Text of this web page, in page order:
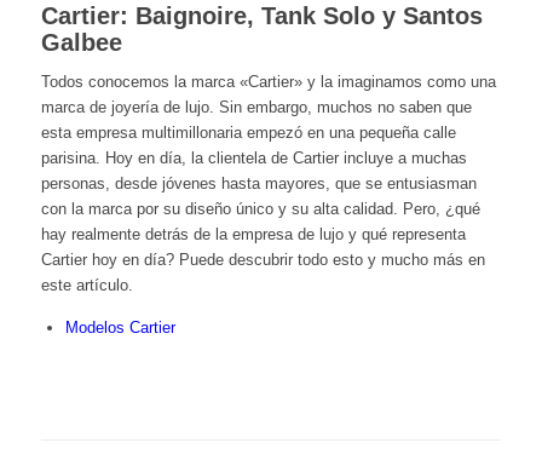
Cartier: Baignoire, Tank Solo y Santos
Galbee
Todos conocemos la marca «Cartier» y la imaginamos como una
marca de joyería de lujo. Sin embargo, muchos no saben que
esta empresa multimillonaria empezó en una pequeña calle
parisina. Hoy en día, la clientela de Cartier incluye a muchas
personas, desde jóvenes hasta mayores, que se entusiasman
con la marca por su diseño único y su alta calidad. Pero, ¿qué
hay realmente detrás de la empresa de lujo y qué representa
Cartier hoy en día? Puede descubrir todo esto y mucho más en
este artículo.
Modelos Cartier